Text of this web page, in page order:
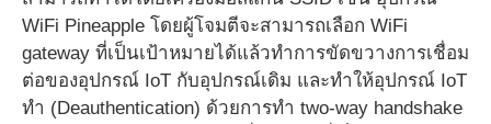
WiFi Pineapple โดยผู้โจมตีจะสามารถเลือก WiFi
gateway ที่เป็นเป้าหมายได้แล้วทำการขัดขวางการเชื่อม
ต่อของอุปกรณ์ IoT กับอุปกรณ์เดิม และทำให้อุปกรณ์ IoT
ทำ (Deauthentication) ด้วยการทำ two-way handshake